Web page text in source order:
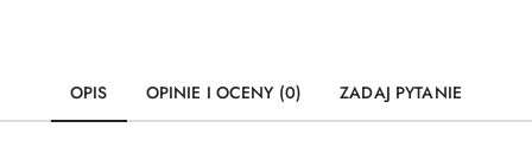
OPIS OPINIE I OCENY (0) ZADAJ PYTANIE